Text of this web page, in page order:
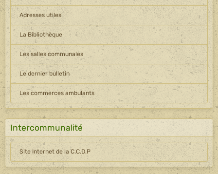
Adresses utiles
La Bibliothèque
Les salles communales
Le dernier bulletin
Les commerces ambulants
Intercommunalité
Site Internet de la C.C.D.P